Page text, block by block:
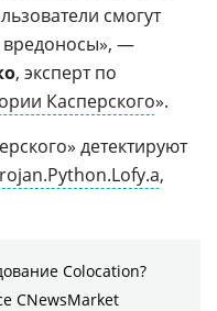
смогут
вредоносы», —
, эксперт по
Касперского».
детектируют
,
Colocation?
CNewsMarket